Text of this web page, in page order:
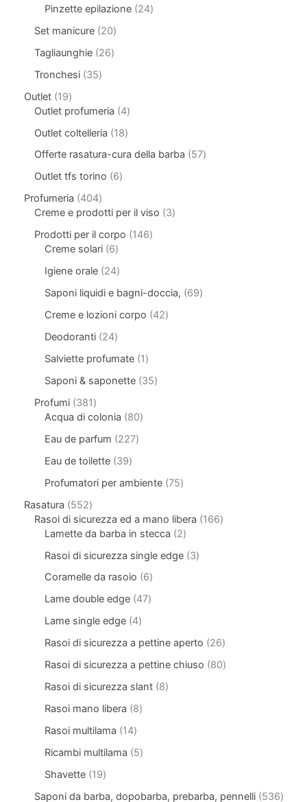
Pinzette epilazione 24
Set manicure 20
Tagliaunghie 26
Tronchesi 35
Outlet 19
Outlet profumeria
4
Outlet coltelleria
18
Offerte rasatura-cura della barba
57
Outlet tfs torino
6
Profumeria
404
Creme e prodotti per il viso
3
Prodotti per il corpo
146
Creme solari 6
Igiene orale 24
Saponi liquidi e bagni-doccia,
69
Creme e lozioni corpo
42
Deodoranti 24
Salviette profumate 1
Saponi & saponette 35
Profumi 381
Acqua di colonia
80
Eau de parfum
227
Eau de toilette 39
Profumatori per ambiente 75
Rasatura
552
Rasoi di sicurezza ed a mano libera
166
Lamette da barba in stecca
2
Rasoi di sicurezza single edge 3
Coramelle da rasoio
6
Lame double edge 47
Lame single edge 4
Rasoi di sicurezza a pettine aperto
26
Rasoi di sicurezza a pettine chiuso
80
Rasoi di sicurezza slant 8
Rasoi mano libera
8
Rasoi multilama
14
Ricambi multilama
5
Shavette 19
Saponi da barba, dopobarba, prebarba, pennelli 536